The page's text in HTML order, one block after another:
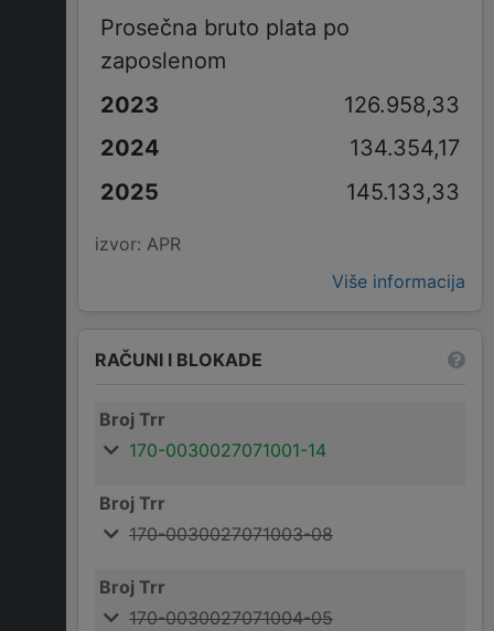
Prosečna bruto plata po
zaposlenom
126.958,33
134.354,17
145.133,33
izvor: APR
Više informacija
RAČUNI I BLOKADE
Broj Trr
170-0030027071001-14
Broj Trr
170-0030027071003-08
Broj Trr
170-0030027071004-05